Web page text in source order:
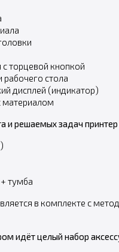
торцевой кнопкой
рабочего стола
дисплей (индикатор)
материалом
и решаемых задач
тумба
в комплекте с
идёт целый набор